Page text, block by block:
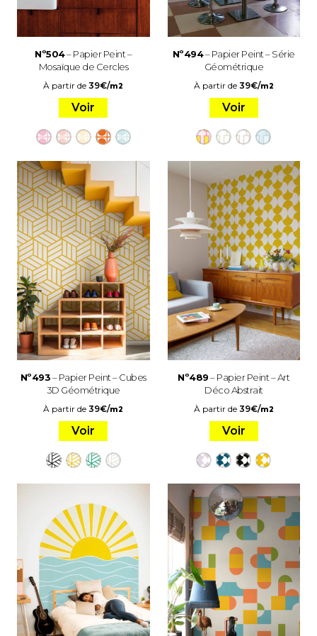
Nº504– Papier Peint –
Mosaïque de Cercles
À partir de39€/m2
Voir
Nº494– Papier Peint – Série
Géométrique
À partir de 39€/m2
Voir
Nº493– Papier Peint – Cubes
3D Géométrique
À partir de39€/m2
Voir
Nº489– Papier Peint – Art
Déco Abstrait
À partir de 39€/m2
Voir